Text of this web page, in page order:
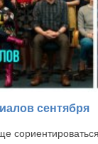
сентября